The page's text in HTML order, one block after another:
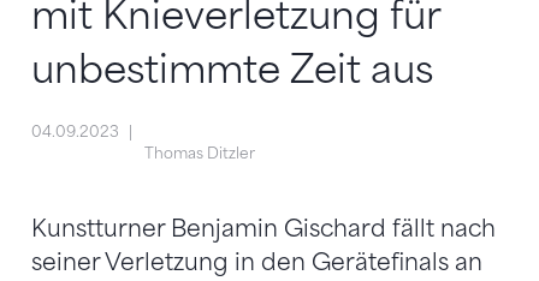
mit Knieverletzung für
unbestimmte Zeit aus
04.09.2023
Thomas Ditzler
Kunstturner Benjamin Gischard fällt nach
seiner Verletzung in den Gerätefinals an